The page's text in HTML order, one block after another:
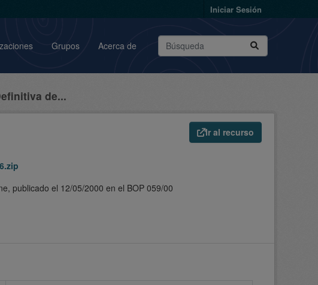
Iniciar Sesión
Grupos Acerca de
de...
Ir al recurso
publicado el 12/05/2000 en el BOP 059/00